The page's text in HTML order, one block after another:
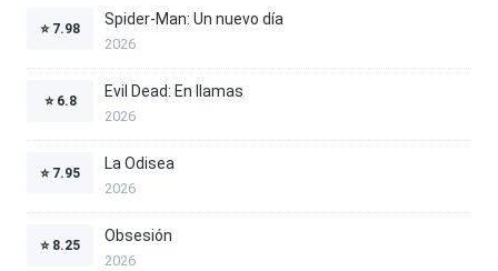
⭐ 7.98
Spider-Man: Un nuevo día
2026
⭐ 6.8
Evil Dead: En llamas
2026
⭐ 7.95
La Odisea
2026
⭐ 8.25
Obsesión
2026